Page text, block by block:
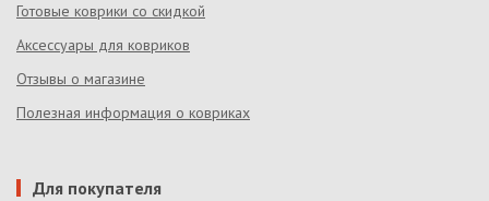
Готовые коврики со скидкой
Аксессуары для ковриков
Отзывы о магазине
Полезная информация о ковриках
Для покупателя